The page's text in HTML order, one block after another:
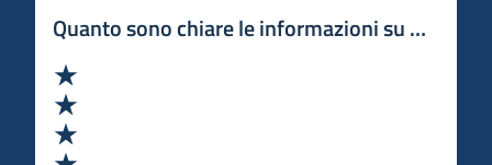
Quanto sono chiare le informazioni su questa